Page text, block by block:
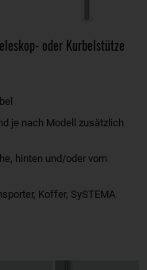
oder Kurbelstütze
je nach Modell zusätzlich
hinten und/oder vorn
Koffer, SySTEMA